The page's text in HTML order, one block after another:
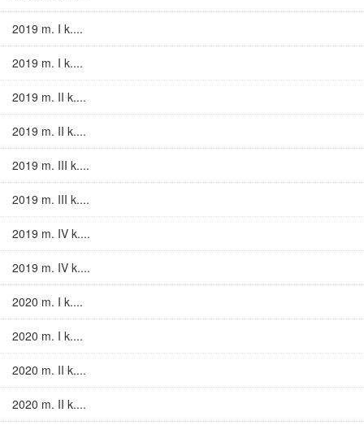
2019 m. I k....
2019 m. I k....
2019 m. II k....
2019 m. II k....
2019 m. III k....
2019 m. III k....
2019 m. IV k....
2019 m. IV k....
2020 m. I k....
2020 m. I k....
2020 m. II k....
2020 m. II k....